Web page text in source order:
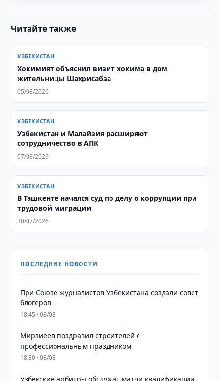
Читайте также
УЗБЕКИСТАН
Хокимият объяснил визит хокима в дом
жительницы Шахрисабза
05/08/2026
УЗБЕКИСТАН
Узбекистан и Малайзия расширяют
сотрудничество в АПК
07/08/2026
УЗБЕКИСТАН
В Ташкенте начался суд по делу о коррупции при
трудовой миграции
30/07/2026
ПОСЛЕДНИЕ НОВОСТИ
При Союзе журналистов Узбекистана создали совет
блогеров
18:45 · 08/08
Мирзиёев поздравил строителей с
профессиональным праздником
18:30 · 08/08
Узбекские арбитры обслужат матчи квалификации